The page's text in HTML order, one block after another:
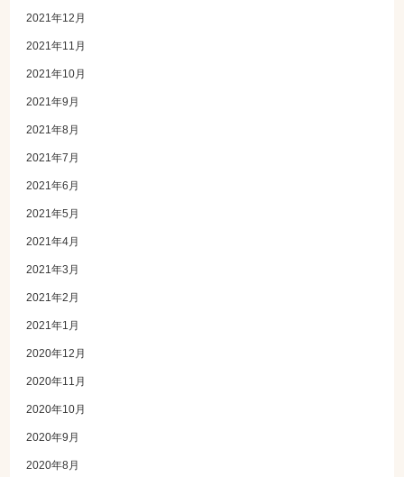
2021年12月
2021年11月
2021年10月
2021年9月
2021年8月
2021年7月
2021年6月
2021年5月
2021年4月
2021年3月
2021年2月
2021年1月
2020年12月
2020年11月
2020年10月
2020年9月
2020年8月